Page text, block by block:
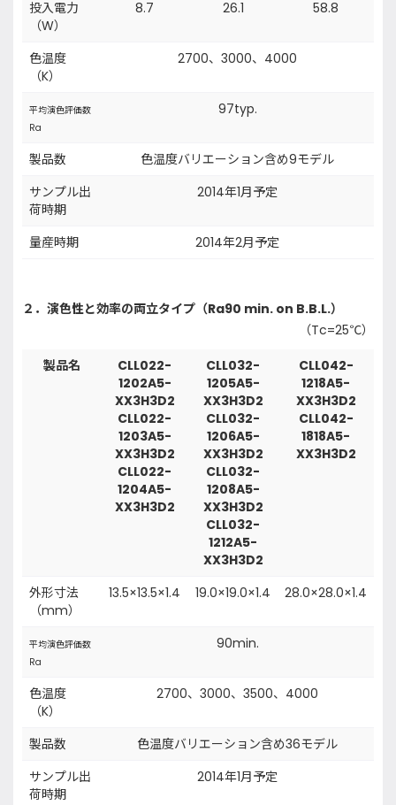
投入電力
（W）
8.7 26.1 58.8
色温度
（K）
2700、3000、4000
平均演色評価数
Ra
97typ.
製品数
色温度バリエーション含め9モデル
サンプル出
荷時期
2014年1月予定
量産時期 2014年2月予定
２．演色性と効率の両立タイプ（Ra90 min. on B.B.L.）
（Tc=25℃）
製品名
CLL022-
1202A5-
XX3H3D2
CLL022-
1203A5-
XX3H3D2
CLL022-
1204A5-
XX3H3D2
CLL032-
1205A5-
XX3H3D2
CLL032-
1206A5-
XX3H3D2
CLL032-
1208A5-
XX3H3D2
CLL032-
1212A5-
XX3H3D2
CLL042-
1218A5-
XX3H3D2
CLL042-
1818A5-
XX3H3D2
外形寸法
（mm）
13.5×13.5×1.4 19.0×19.0×1.4 28.0×28.0×1.4
平均演色評価数
Ra
90min.
色温度
（K）
2700、3000、3500、4000
製品数
色温度バリエーション含め36モデル
サンプル出
荷時期
2014年1月予定